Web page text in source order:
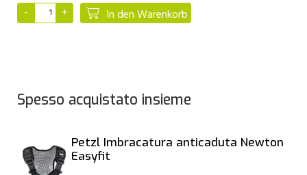
In den Warenkorb
Spesso acquistato insieme
Petzl Imbracatura anticaduta Newton
Easyfit